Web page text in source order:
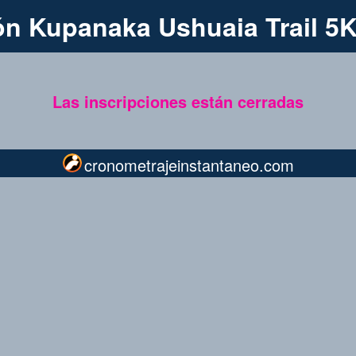
Kupanaka Ushuaia Trail
Las inscripciones están cerradas
cronometrajeinstantaneo.com